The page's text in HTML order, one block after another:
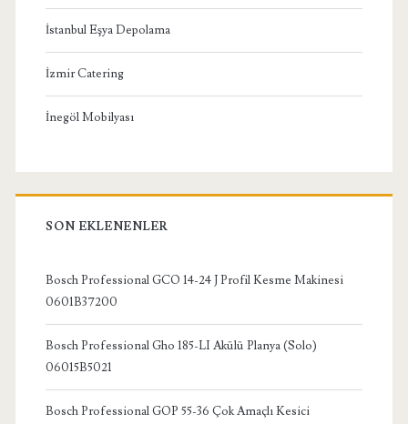
İstanbul Eşya Depolama
İzmir Catering
İnegöl Mobilyası
SON EKLENENLER
Bosch Professional GCO 14-24 J Profil Kesme Makinesi
0601B37200
Bosch Professional Gho 185-LI Akülü Planya (Solo)
06015B5021
Bosch Professional GOP 55-36 Çok Amaçlı Kesici